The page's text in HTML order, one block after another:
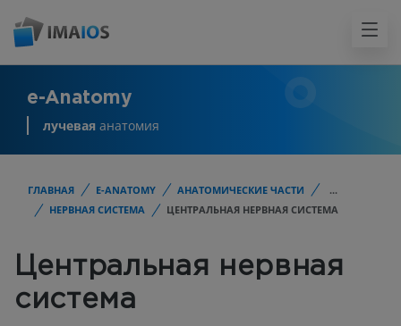
e-Anatomy
лучевая анатомия
ГЛАВНАЯ E-ANATOMY АНАТОМИЧЕСКИЕ ЧАСТИ
...
НЕРВНАЯ СИСТЕМА
ЦЕНТРАЛЬНАЯ НЕРВНАЯ СИСТЕМА
Центральная нервная
система